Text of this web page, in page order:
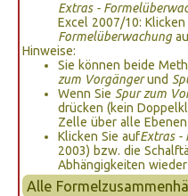
Extras -
Excel 2007/10:
Formelüberwachung
Hinweise:
Sie können beide
zum Vorgängerund
Wenn Sie Spur zum
drücken (kein
Zelle über alle
Klicken Sie aufExtras -
2003) bzw. die
Abhängigkeiten
Alle